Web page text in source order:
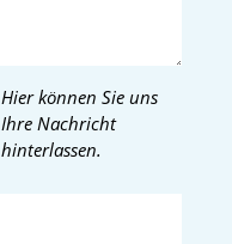
Hier können Sie uns
Ihre Nachricht
hinterlassen.